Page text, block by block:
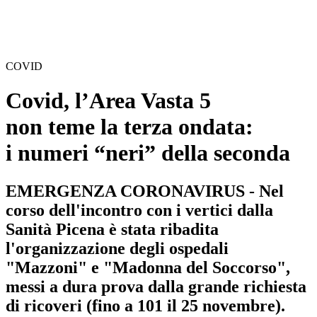
COVID
Covid, l’Area Vasta 5
non teme la terza ondata:
i numeri “neri” della seconda
EMERGENZA CORONAVIRUS - Nel
corso dell'incontro con i vertici dalla
Sanità Picena è stata ribadita
l'organizzazione degli ospedali
"Mazzoni" e "Madonna del Soccorso",
messi a dura prova dalla grande richiesta
di ricoveri (fino a 101 il 25 novembre).